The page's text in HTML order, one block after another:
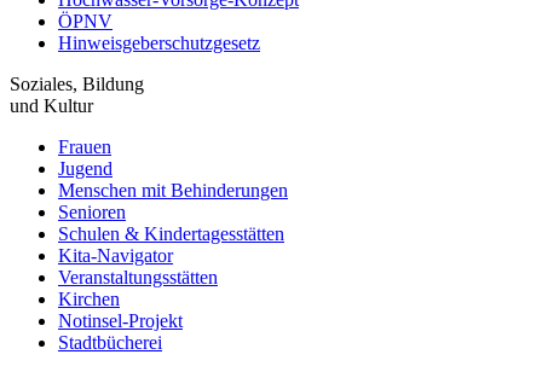
ÖPNV
Hinweisgeberschutzgesetz
Soziales, Bildung
und Kultur
Frauen
Jugend
Menschen mit Behinderungen
Senioren
Schulen & Kindertagesstätten
Kita-Navigator
Veranstaltungsstätten
Kirchen
Notinsel-Projekt
Stadtbücherei